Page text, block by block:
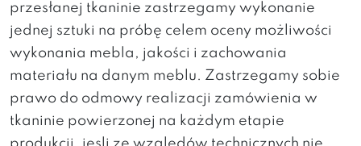
przesłanej tkaninie zastrzegamy wykonanie
jednej sztuki na próbę celem oceny możliwości
wykonania mebla, jakości i zachowania
materiału na danym meblu. Zastrzegamy sobie
prawo do odmowy realizacji zamówienia w
tkaninie powierzonej na każdym etapie